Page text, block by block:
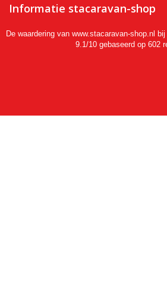
Informatie stacaravan-shop
De waardering van www.stacaravan-shop.nl bij
9.1/10 gebaseerd op 602